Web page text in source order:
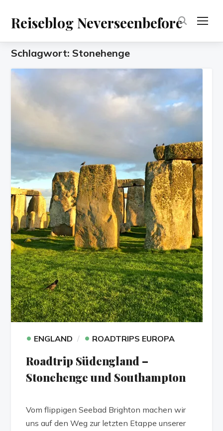
Reiseblog Neverseenbefore
Schlagwort: Stonehenge
• ENGLAND • ROADTRIPS EUROPA
Roadtrip Südengland –
Stonehenge und Southampton
Vom flippigen Seebad Brighton machen wir
uns auf den Weg zur letzten Etappe unserer